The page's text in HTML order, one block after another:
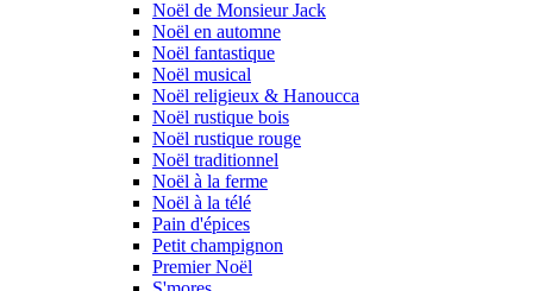
Noël de Monsieur Jack
Noël en automne
Noël fantastique
Noël musical
Noël religieux & Hanoucca
Noël rustique bois
Noël rustique rouge
Noël traditionnel
Noël à la ferme
Noël à la télé
Pain d'épices
Petit champignon
Premier Noël